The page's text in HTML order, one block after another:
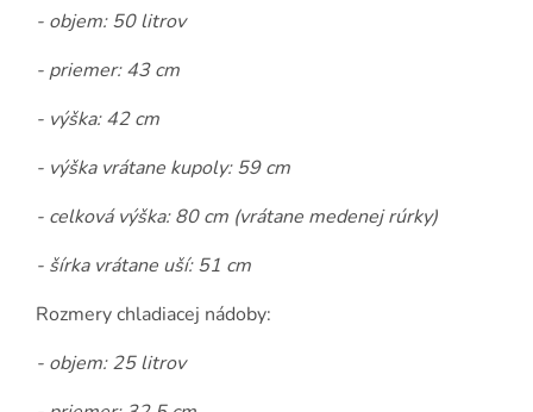
- objem: 50 litrov
- priemer: 43 cm
- výška: 42 cm
- výška vrátane kupoly: 59 cm
- celková výška: 80 cm (vrátane medenej rúrky)
- šírka vrátane uší: 51 cm
Rozmery chladiacej nádoby:
- objem: 25 litrov